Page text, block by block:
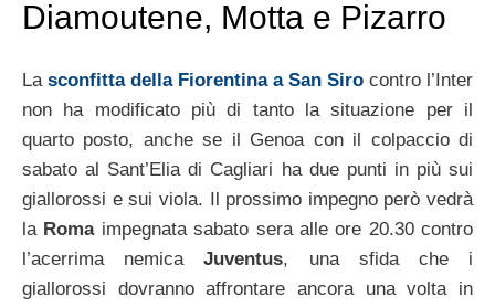
Diamoutene, Motta e Pizarro
La sconfitta della Fiorentina a San Siro contro l’Inter
non ha modificato più di tanto la situazione per il
quarto posto, anche se il Genoa con il colpaccio di
sabato al Sant’Elia di Cagliari ha due punti in più sui
giallorossi e sui viola. Il prossimo impegno però vedrà
la Roma impegnata sabato sera alle ore 20.30 contro
l’acerrima nemicaJuventus, una sfida che i
giallorossi dovranno affrontare ancora una volta in